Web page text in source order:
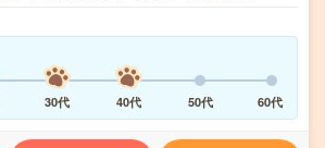
30代 40代 50代 60代